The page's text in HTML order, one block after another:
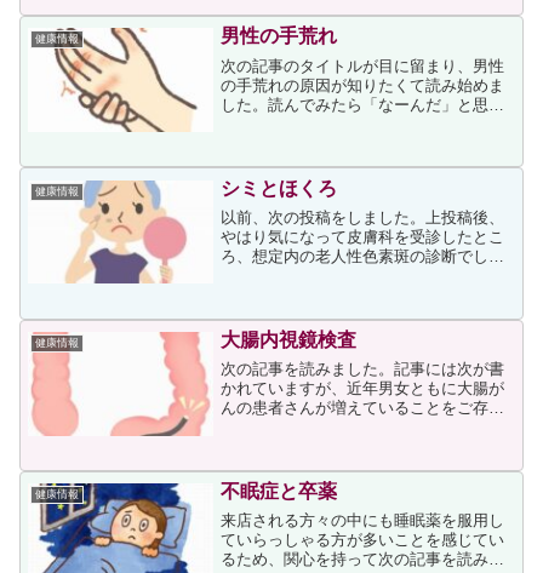
（SIDS）の4疾患について、超過死亡数
を推定した結果によると、わが国...
健康情報 男性の手荒れ
次の記事のタイトルが目に留まり、男性
の手荒れの原因が知りたくて読み始めま
した。読んでみたら「なーんだ」と思い
に多いイメージでしたが、最近は男性で
も珍しくありません。家事...
健康情報 シミとほくろ
以前、次の投稿をしました。上投稿後、
やはり気になって皮膚科を受診したとこ
ろ、想定内の老人性色素斑の診断でした
めだと思いますが色が濃く...
健康情報 大腸内視鏡検査
次の記事を読みました。記事には次が書
かれていますが、近年男女ともに大腸が
んの患者さんが増えていることをご存じ
よると、罹患数は、男性、女性ともに大
腸がんが2位で、総数...
健康情報 不眠症と卒薬
来店される方々の中にも睡眠薬を服用し
ていらっしゃる方が多いことを感じてい
るため、関心を持って次の記事を読みま